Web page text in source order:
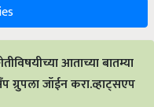
आताच्या बातम्या
ग्रुपला जॉईन करा.व्हाट्सएप